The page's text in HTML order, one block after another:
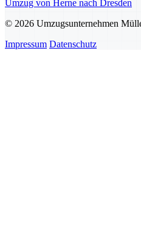
Umzug von Herne nach Dresden
© 2026 Umzugsunternehmen
Impressum Datenschutz